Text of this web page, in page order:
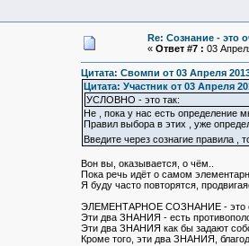
Re: Сознание - это
« Ответ #7 : 03
Цитата: Свомпи от 03 Апреля
Цитата: Участник от 03 Апреля
УСЛОВНО - это так:
Не , пока у нас есть определение
Правил выбора в этих , уже
Введите через сознагие правила ,
Вон вы, оказывается, о чём..
Пока речь идёт о самом
Я буду часто повторятся,
ЭЛЕМЕНТАРНОЕ СОЗНАНИЕ - это
Эти два ЗНАНИЯ - есть
Эти два ЗНАНИЯ как бы задают
Кроме того, эти два ЗНАНИЯ,